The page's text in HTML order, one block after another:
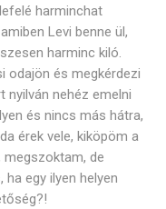
harminchat
Levi benne ül,
harminc kiló.
odajön és megkérdezi
nyilván nehéz emelni
és nincs más hátra,
érek vele, kiköpöm a
de
egy ilyen helyen